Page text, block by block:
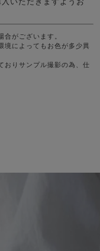
いただきますようお
がございます。
境によってもお色が多少異
おりサンプル撮影の為、仕